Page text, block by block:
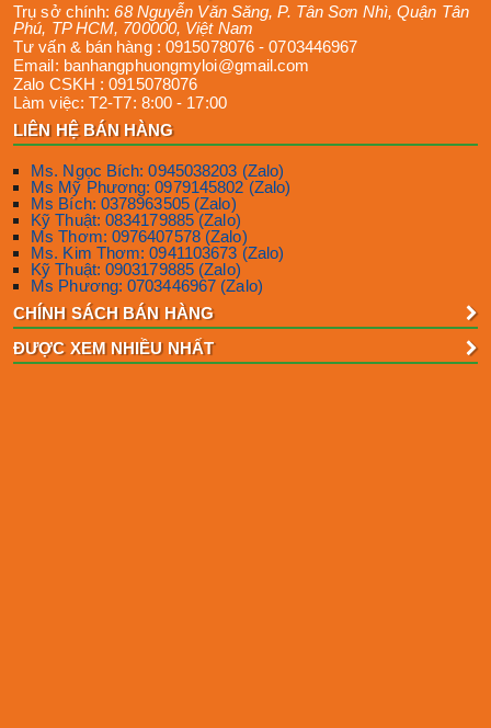
Trụ sở chính:68 Nguyễn Văn Săng, P. Tân Sơn Nhì,Quận Tân
Phú, TP HCM, 700000, Việt Nam
Tư vấn & bán hàng : 0915078076 -0703446967
Email: banhangphuongmyloi@gmail.com
Zalo CSKH :0915078076
Làm việc: T2-T7: 8:00 - 17:00
LIÊN HỆ BÁN HÀNG
Ms. Ngọc Bích: 0945038203 (Zalo)
Ms Mỹ Phương: 0979145802 (Zalo)
Ms Bích: 0378963505 (Zalo)
Kỹ Thuật: 0834179885 (Zalo)
Ms Thơm: 0976407578 (Zalo)
Ms. Kim Thơm: 0941103673 (Zalo)
Kỹ Thuật: 0903179885 (Zalo)
Ms Phương: 0703446967 (Zalo)
CHÍNH SÁCH BÁN HÀNG
ĐƯỢC XEM NHIỀU NHẤT